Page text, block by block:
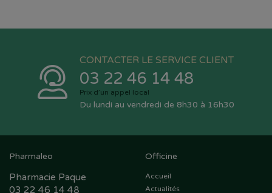
CONTACTER LE SERVICE CLIENT
03 22 46 14 48
Prix d’un appel local
Du lundi au vendredi de 8h30 à 16h30
Pharmaleo
Pharmacie Paque
03 22 46 14 48
Officine
Accueil
Actualités